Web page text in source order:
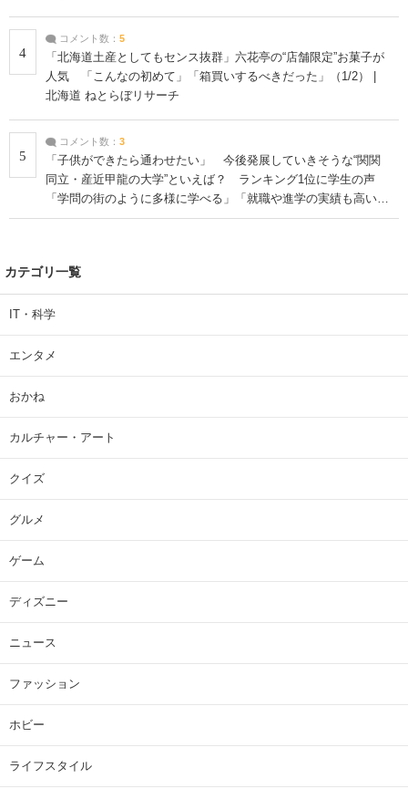
4
コメント数： 5
「北海道土産としてもセンス抜群」六花亭の“店舗限定”お菓子が
人気 「こんなの初めて」「箱買いするべきだった」（1/2） |
北海道 ねとらぼリサーチ
5
コメント数： 3
「子供ができたら通わせたい」 今後発展していきそうな“関関
同立・産近甲龍の大学”といえば？ ランキング1位に学生の声
「学問の街のように多様に学べる」「就職や進学の実績も高い」
| 大学 ねとらぼリサーチ
カテゴリ一覧
IT・科学
エンタメ
おかね
カルチャー・アート
クイズ
グルメ
ゲーム
ディズニー
ニュース
ファッション
ホビー
ライフスタイル